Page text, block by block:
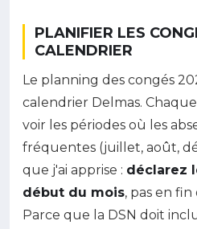
PLANIFIER LES
CALENDRIER
Le planning des congés
calendrier Delmas.
voir les périodes où les
fréquentes (juillet, août,
que j'ai apprise : déclarez
début du mois, pas en
Parce que la DSN doit